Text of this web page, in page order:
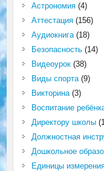
Астрономия(4)
Аттестация(156)
Аудиокнига(18)
Безопасность(14)
Видеоурок(38)
Виды спорта(9)
Викторина(3)
Воспитание
Директору школы
Должностная
Дошкольное
Единицы